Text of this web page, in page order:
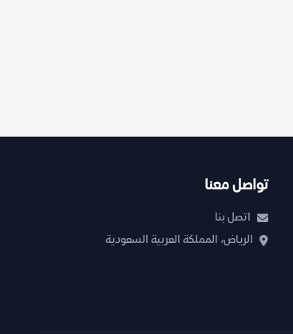
تواصل معنا
اتصل بنا
الرياض، المملكة العربية السعودية